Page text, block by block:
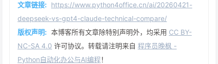
文章链接: https://www.python4office.cn/ai/20260421-
deepseek-vs-gpt4-claude-technical-compare/
版权声明: 本博客所有文章除特别声明外，均采用 CC BY-
NC-SA 4.0 许可协议。转载请注明来自 程序员晚枫 -
Python自动化办公与AI编程！